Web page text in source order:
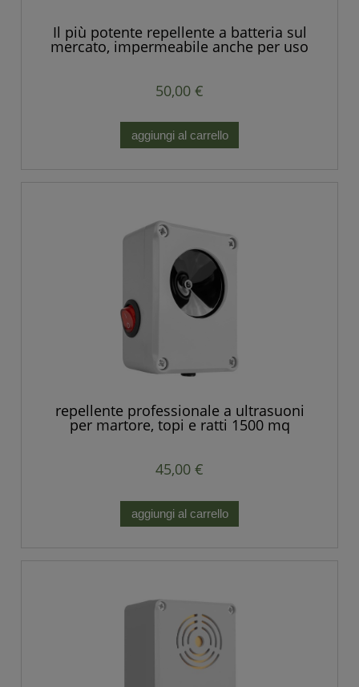
Il più potente repellente a batteria sul
mercato, impermeabile anche per uso
50,00 €
aggiungi al carrello
repellente professionale a ultrasuoni
per martore, topi e ratti 1500 mq
POTENTE
45,00 €
aggiungi al carrello